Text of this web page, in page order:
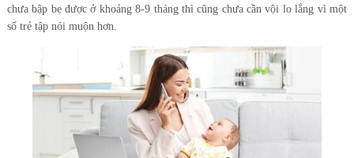
chưa bập bẹ được ở khoảng 8-9 tháng thì cũng chưa cần vội lo lắng vì một
số trẻ tập nói muộn hơn.